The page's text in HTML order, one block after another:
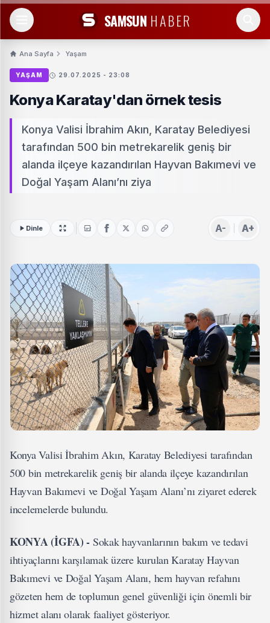
SAMSUN HABER
Ana Sayfa Yaşam
YAŞAM 29.07.2025 - 23:08
Konya Karatay'dan örnek tesis
Konya Valisi İbrahim Akın, Karatay Belediyesi
tarafından 500 bin metrekarelik geniş bir
alanda ilçeye kazandırılan Hayvan Bakımevi ve
Doğal Yaşam Alanı’nı ziya
Dinle A- A+
Konya Valisi İbrahim Akın, Karatay Belediyesi tarafından
500 bin metrekarelik geniş bir alanda ilçeye kazandırılan
Hayvan Bakımevi ve Doğal Yaşam Alanı’nı ziyaret ederek
incelemelerde bulundu.
KONYA (İGFA) - Sokak hayvanlarının bakım ve tedavi
ihtiyaçlarını karşılamak üzere kurulan Karatay Hayvan
Bakımevi ve Doğal Yaşam Alanı, hem hayvan refahını
gözeten hem de toplumun genel güvenliği için önemli bir
hizmet alanı olarak faaliyet gösteriyor.